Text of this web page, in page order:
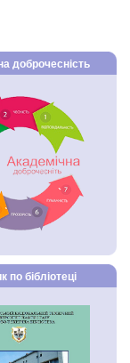
доброчесність
по бібліотеці